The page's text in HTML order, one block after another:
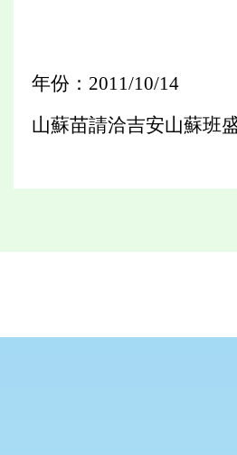
年份：2011/10/14
山蘇苗請洽吉安山蘇班